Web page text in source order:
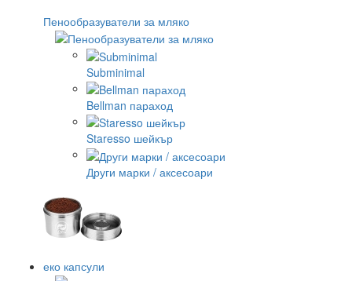
Пенообразуватели за мляко
Subminimal
Bellman параход
Staresso шейкър
Други марки / аксесоари
еко капсули